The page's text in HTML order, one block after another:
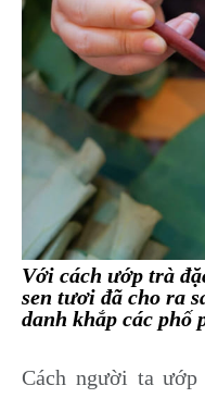
Với cách ướp trà
sen tươi đã cho ra
danh khắp các phố
Cách người ta